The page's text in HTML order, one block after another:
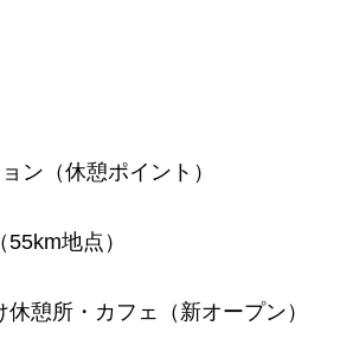
ン（休憩ポイント）
地点）
憩所・カフェ（新オープン）